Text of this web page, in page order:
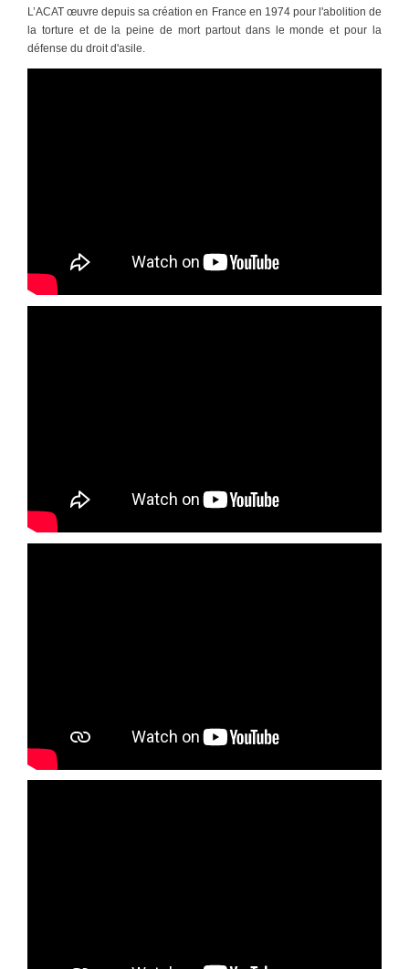
L’ACAT œuvre depuis sa création en France en 1974 pour l'abolition de
la torture et de la peine de mort partout dans le monde et pour la
défense du droit d'asile.